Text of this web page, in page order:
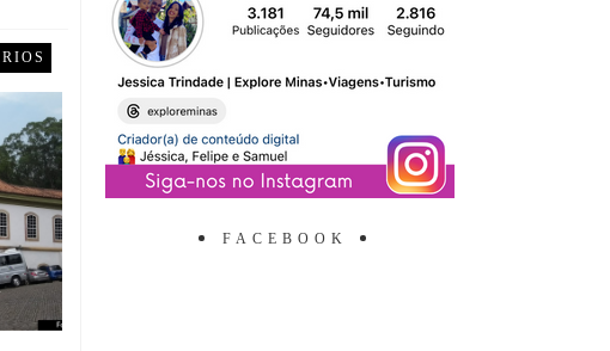
FACEBOOK